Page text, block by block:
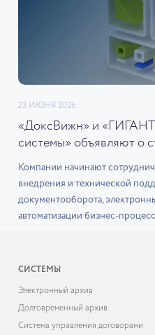
23 ИЮНЯ 2026
«ДоксВижн» и
системы» объявляют о
Компании начинают
внедрения и технической
документооборота,
автоматизации бизнес-
СИСТЕМЫ
Электронный архив
Долговременный архив
Система управления договорами